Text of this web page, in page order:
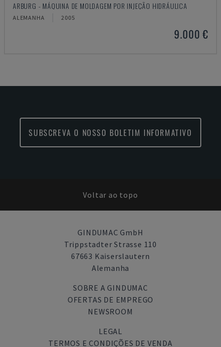
ARBURG - MÁQUINA DE MOLDAGEM POR INJEÇÃO HIDRÁULICA
ALEMANHA 2005
9.000 €
SUBSCREVA O NOSSO BOLETIM INFORMATIVO
Voltar ao topo
GINDUMAC GmbH
Trippstadter Strasse 110
67663 Kaiserslautern
Alemanha
SOBRE A GINDUMAC
OFERTAS DE EMPREGO
NEWSROOM
LEGAL
TERMOS E CONDIÇÕES DE VENDA